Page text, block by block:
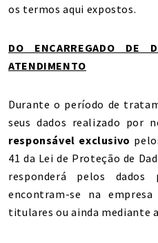
os termos aqui expostos.
DO ENCARREGADO DE
ATENDIMENTO
Durante o período de
seus dados realizado por
responsável exclusivo
41 da Lei de Proteção de
responderá pelos dados
encontram-se na
titulares ou ainda mediante